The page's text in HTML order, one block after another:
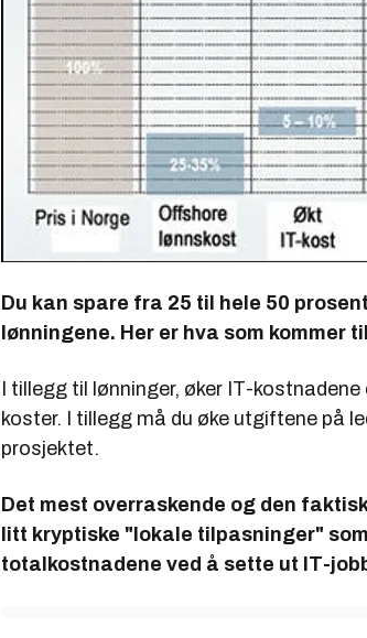
Du kan spare fra 25 til hele 50
lønningene. Her er hva som kommer
I tillegg til lønninger, øker IT-
koster. I tillegg må du øke utgiftene på
prosjektet.
Det mest overraskende og den
litt kryptiske "lokale tilpasninger"
totalkostnadene ved å sette ut IT-